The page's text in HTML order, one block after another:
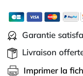
Garantie
Livraison
Imprimer la